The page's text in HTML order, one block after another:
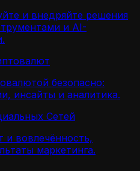
и внедряйте решения
и AI-
безопасно:
инсайты и аналитика.
Сетей
и вовлечённость,
маркетинга.